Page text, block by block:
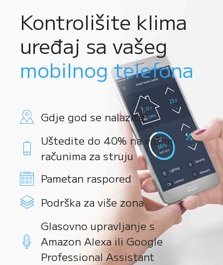
Kontrolišite klima
uređaj sa vašeg
mobilnog telefona
Gdje god se nalazite
Uštedite do 40% na vašim
računima za struju
Pametan raspored
Podrška za više zona
Glasovno upravljanje s
Amazon Alexa ili Google
Professional Assistant